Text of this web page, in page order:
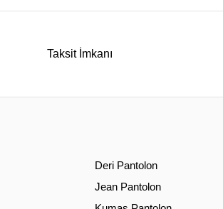
Taksit İmkanı
Deri Pantolon
Jean Pantolon